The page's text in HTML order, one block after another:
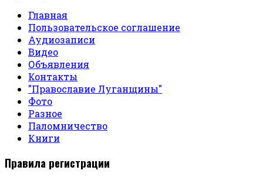
Главная
Пользовательское соглашение
Аудиозаписи
Видео
Объявления
Контакты
"Православие Луганщины"
Фото
Разное
Паломничество
Книги
Правила регистрации